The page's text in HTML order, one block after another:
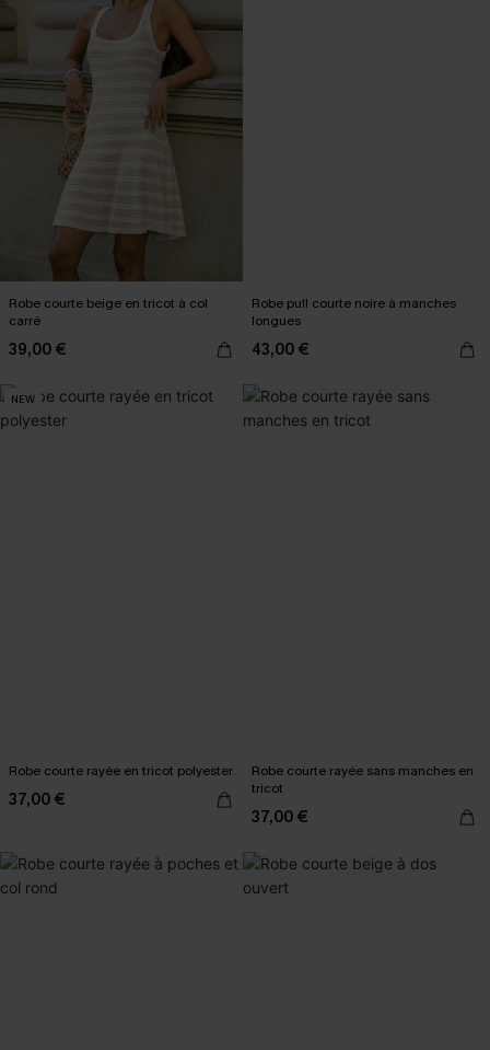
Robe courte beige en tricot à col
carré
39,00 €
Robe pull courte noire à manches
longues
43,00 €
NEW
Robe courte rayée en tricot polyester
37,00 €
Robe courte rayée sans manches en
tricot
37,00 €